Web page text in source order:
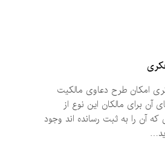
امکان طرح دعاوی مالکیت
آن برای مالکان این نوع از
آن را به ثبت رسانده اند وجود